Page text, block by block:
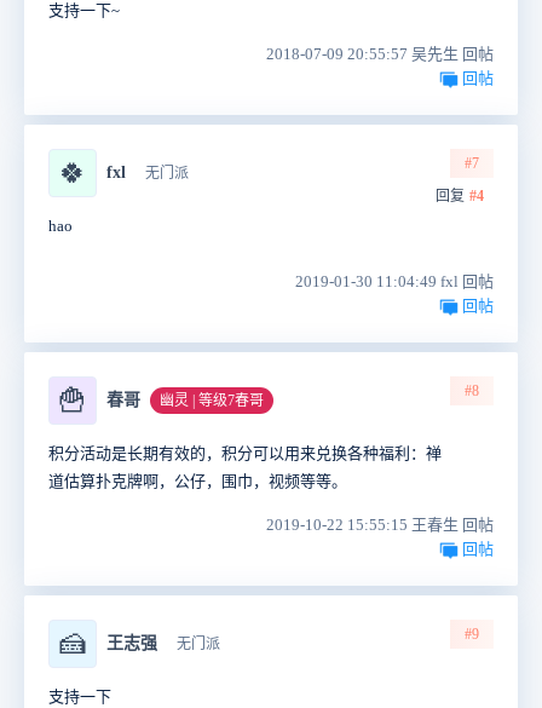
支持一下~
2018-07-09 20:55:57 吴先生 回帖
回帖
🍀 fxl 无门派
#7
回复 #4
hao
2019-01-30 11:04:49 fxl 回帖
回帖
🍟 春哥 幽灵 | 等级7春哥
#8
积分活动是长期有效的，积分可以用来兑换各种福利：禅
道估算扑克牌啊，公仔，围巾，视频等等。
2019-10-22 15:55:15 王春生 回帖
回帖
🍰 王志强 无门派
#9
支持一下